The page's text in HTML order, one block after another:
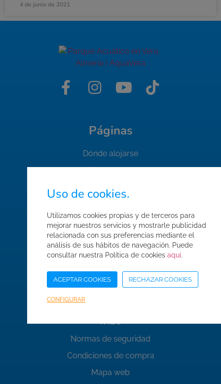
4 de junio de 2021
Páginas
Dónde alojarse
Ocio en la zona
Compra tu entrada
Enlaces de interés
Quiénes somos
Contacto
Trabaja con nosotros
FAQ's
Normas de seguridad
Condiciones de compra
Mapa web
Uso de cookies.
Utilizamos cookies propias y de terceros para
mejorar nuestros servicios y mostrarle publicidad
relacionada con sus preferencias mediante el
análisis de sus hábitos de navegación. Puede
consultar nuestra Política de cookies aquí.
ACEPTAR COOKIES RECHAZAR COOKIES
CONFIGURAR